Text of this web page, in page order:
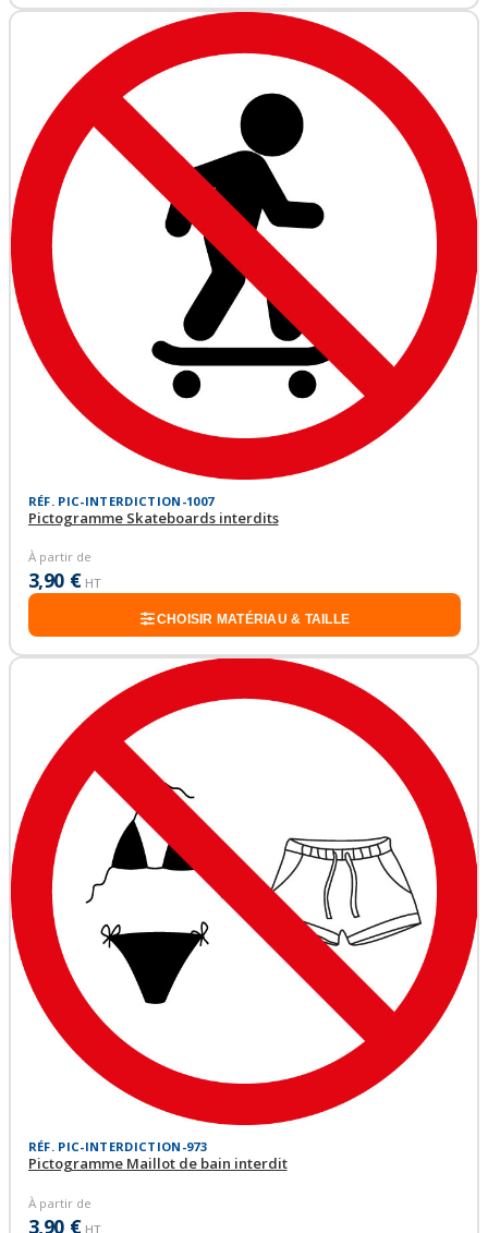
RÉF. PIC-INTERDICTION-1007
Pictogramme Skateboards interdits
À partir de
3,90 € HT
CHOISIR MATÉRIAU & TAILLE
RÉF. PIC-INTERDICTION-973
Pictogramme Maillot de bain interdit
À partir de
3,90 € HT